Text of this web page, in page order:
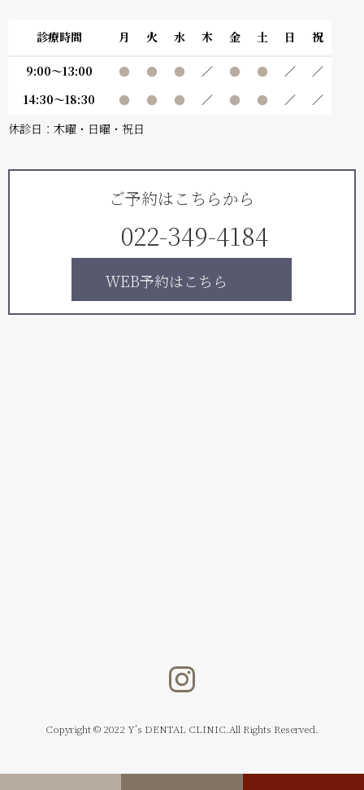
診療時間 月 火 水 木 金 土 日 祝
9:00～13:00 ● ● ● ／ ● ● ／
／
14:30～18:30
● ● ● ／ ● ● ／
／
休診日：木曜・日曜・祝日
ご予約はこちらから
022-349-4184
ＷEB予約はこちら
Copyright © 2022 Y’s DENTAL CLINIC.All Rights Reserved.